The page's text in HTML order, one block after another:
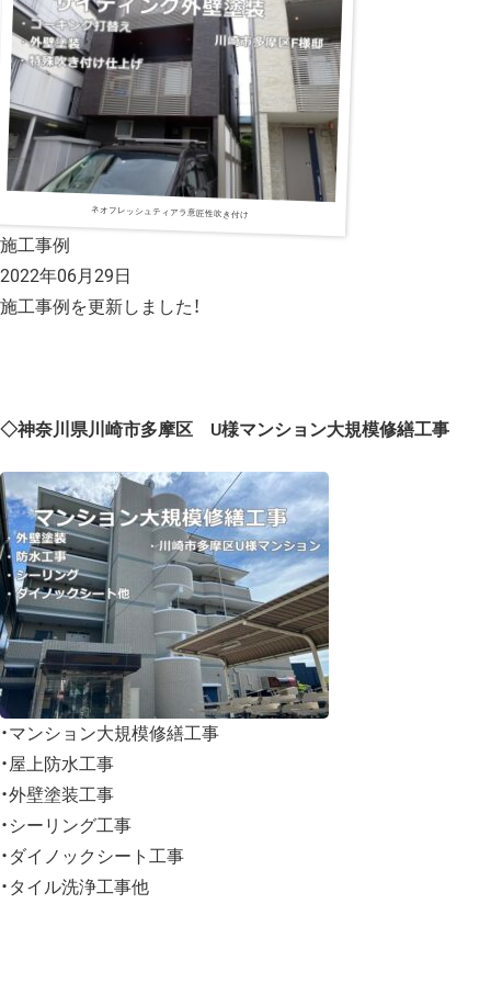
ネオフレッシュティアラ意匠性吹き付け
施工事例
2022年06月29日
施工事例を更新しました！
◇神奈川県川崎市多摩区 U様マンション大規模修繕工事
・マンション大規模修繕工事
・屋上防水工事
・外壁塗装工事
・シーリング工事
・ダイノックシート工事
・タイル洗浄工事他